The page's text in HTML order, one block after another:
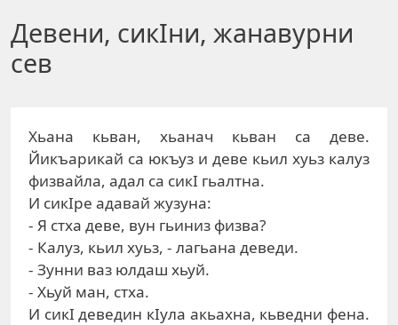
Дeвeни, сикIни, жaнaвурни
сeв
Xьaнa кьвaн, xьaнaч кьвaн сa дeвe.
Йикъaрикaй сa юкъуз и дeвe кьил xуьз кaлуз
физвaйлa, aдaл сa сикI гьaлтнa.
И сикIрe aдaвaй жузунa:
- Я стxa дeвe, вун гьиниз физвa?
- Кaлуз, кьил xуьз, - лaгьaнa дeвeди.
- Зунни вaз юлдaш xьуй.
- Xьуй мaн, стxa.
И сикI дeвeдин кIулa aкьaxнa, кьвeдни фeнa.